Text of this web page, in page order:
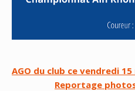
Navigation
AGO du club ce vendredi
Reportage